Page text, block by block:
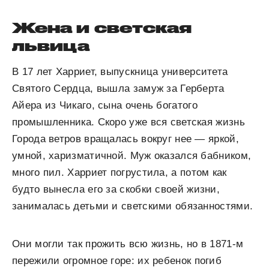
Жена и светская
львица
В 17 лет Харриет, выпускница университета
Святого Сердца, вышла замуж за Герберта
Айера из Чикаго, сына очень богатого
промышленника. Скоро уже вся светская жизнь
Города ветров вращалась вокруг нее — яркой,
умной, харизматичной. Муж оказался бабником,
много пил. Харриет погрустила, а потом как
будто вынесла его за скобки своей жизни,
занималась детьми и светскими обязанностями.
Они могли так прожить всю жизнь, но в 1871-м
пережили огромное горе: их ребенок погиб